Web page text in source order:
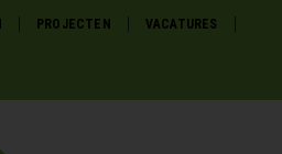
PROJECTEN VACATURES